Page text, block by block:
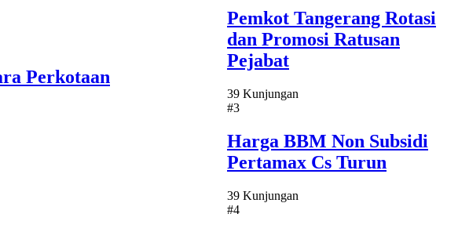
Perkotaan
Pemkot Tangerang Rotasi
dan Promosi Ratusan
Pejabat
39 Kunjungan
#3
Harga BBM Non Subsidi
Pertamax Cs Turun
39 Kunjungan
#4